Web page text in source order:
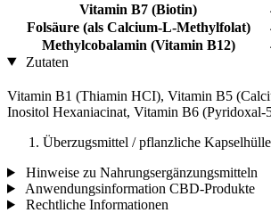
Vitamin B7 (Biotin)
Folsäure (als Calcium-L-Methylfolat)
Methylcobalamin (Vitamin B12)
Zutaten
Vitamin B1 (Thiamin HCI), Vitamin B5
Inositol Hexaniacinat, Vitamin B6
Überzugsmittel / pflanzliche Kapselhülle
Hinweise zu Nahrungsergänzungsmitteln
Anwendungsinformation CBD-Produkte
Rechtliche Informationen